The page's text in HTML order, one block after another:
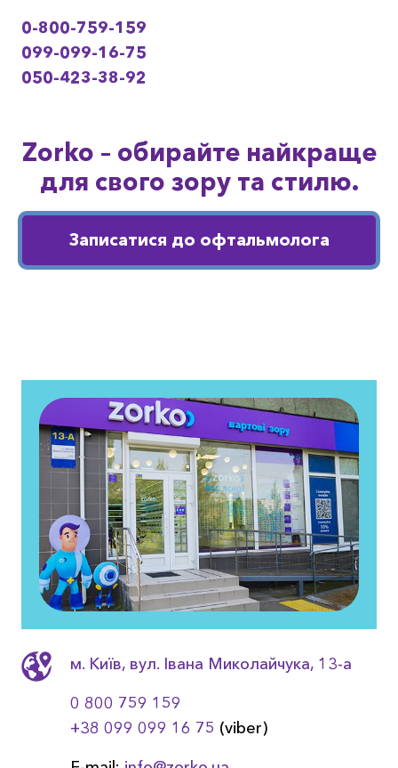
0-800-759-159
099-099-16-75
050-423-38-92
Zorko – обирайте найкраще
для свого зору та стилю.
Записатися до офтальмолога
м. Київ, вул. Івана Миколайчука, 13-a
0 800 759 159
+38 099 099 16 75 (viber)